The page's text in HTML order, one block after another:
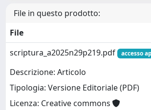
File in questo prodotto:
File
scriptura_a2025n29p219.pdf
accesso
Descrizione: Articolo
Tipologia: Versione Editoriale (PDF)
Licenza: Creative commons